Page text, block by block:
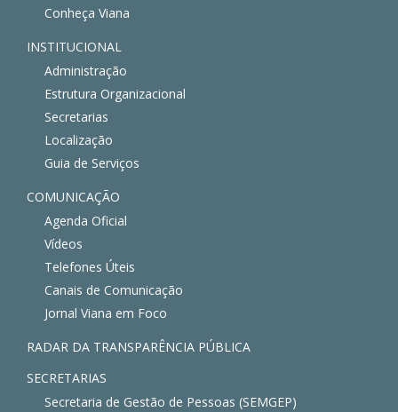
Conheça Viana
INSTITUCIONAL
Administração
Estrutura Organizacional
Secretarias
Localização
Guia de Serviços
COMUNICAÇÃO
Agenda Oficial
Vídeos
Telefones Úteis
Canais de Comunicação
Jornal Viana em Foco
RADAR DA TRANSPARÊNCIA PÚBLICA
SECRETARIAS
Secretaria de Gestão de Pessoas (SEMGEP)